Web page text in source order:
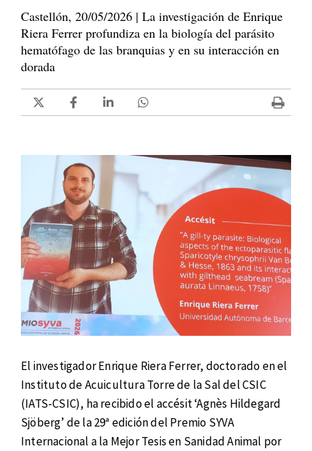
Castellón, 20/05/2026 | La investigación de Enrique
Riera Ferrer profundiza en la biología del parásito
hematófago de las branquias y en su interacción en
dorada
El investigador Enrique Riera Ferrer, doctorado en el
Instituto de Acuicultura Torre de la Sal del CSIC
(IATS-CSIC), ha recibido el accésit ‘Agnès Hildegard
Sjöberg’ de la 29ª edición del Premio SYVA
Internacional a la Mejor Tesis en Sanidad Animal por